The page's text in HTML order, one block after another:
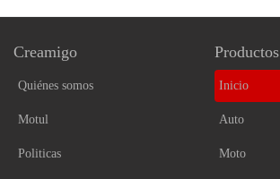
Creamigo
Quiénes somos
Motul
Politicas
Productos
Inicio
Auto
Moto